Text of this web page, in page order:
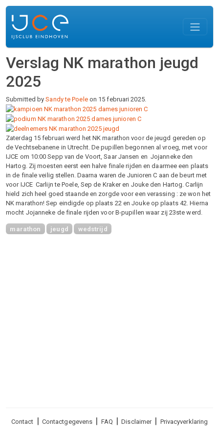
Overslaan en naar de inhoud gaan
Verslag NK marathon jeugd
2025
Submitted bySandy te Poeleon 15 februari 2025.
Zaterdag 15 februari werd het NK marathon voor de jeugd gereden op
de Vechtsebanene in Utrecht. De pupillen begonnen al vroeg, met voor
IJCE om 10:00 Sepp van de Voort, Saar Jansen en Jojanneke den
Hartog. Zij moesten eerst een halve finale rijden en daarmee een plaats
in de finale veilig stellen. Daarna waren de Junioren C aan de beurt met
voor IJCE Carlijn te Poele, Sep de Kraker en Jouke den Hartog. Carlijn
hield zich heel goed staande en zorgde voor een verassing : ze won het
NK marathon! Sep eindigde op plaats 22 en Jouke op plaats 42. Hierna
mocht Jojanneke de finale rijden voor B-pupillen waar zij 23ste werd.
marathon jeugd wedstrijd
Voet
Contact Contactgegevens FAQ Disclaimer Privacyverklaring